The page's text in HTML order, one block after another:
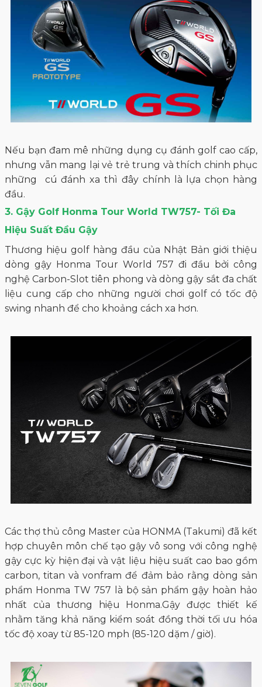
Nếu bạn đam mê những dụng cụ đánh golf cao cấp,
nhưng vẫn mang lại vẻ trẻ trung và thích chinh phục
những cú đánh xa thì đây chính là lựa chọn hàng
đầu.
3. Gậy Golf Honma Tour World TW757- Tối Đa
Hiệu Suất Đầu Gậy
Thương hiệu golf hàng đầu của Nhật Bản giới thiệu
dòng gậy Honma Tour World 757 đi đầu bởi công
nghệ Carbon-Slot tiên phong và dòng gậy sắt đa chất
liệu cung cấp cho những người chơi golf có tốc độ
swing nhanh để cho khoảng cách xa hơn.
Các thợ thủ công Master của HONMA (Takumi) đã kết
hợp chuyên môn chế tạo gậy vô song với công nghệ
gậy cực kỳ hiện đại và vật liệu hiệu suất cao bao gồm
carbon, titan và vonfram để đảm bảo rằng dòng sản
phẩm Honma TW 757 là bộ sản phẩm gậy hoàn hảo
nhất của thương hiệu Honma.Gậy được thiết kế
nhằm tăng khả năng kiểm soát đồng thời tối ưu hóa
tốc độ xoay từ 85-120 mph (85-120 dặm / giờ).